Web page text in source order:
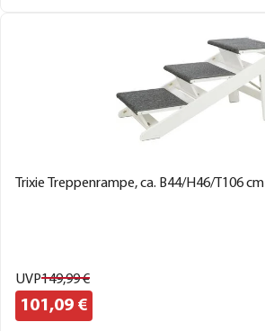
Trixie Treppenrampe, ca. B44/H46/T106 cm
UVP149,99€
101,09 €